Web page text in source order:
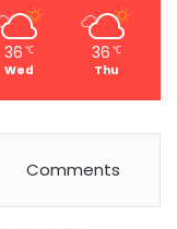
36 ℃
Wed
36 ℃
Thu
Comments